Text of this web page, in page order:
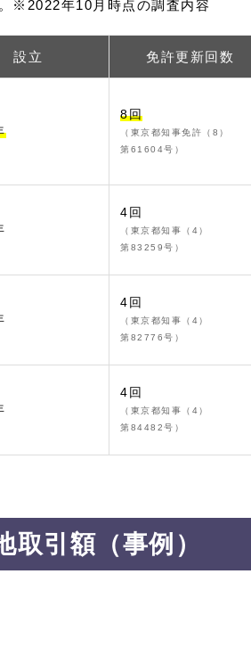
※2022年10月時点の調査内容
設立 免許更新回数
8回
（東京都知事免許（8）
第61604号）
4回
（東京都知事（4）
第83259号）
4回
（東京都知事（4）
第82776号）
4回
（東京都知事（4）
第84482号）
取引額（事例）